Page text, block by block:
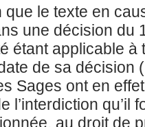
que le texte en
une décision du
étant applicable
de sa décision
Sages ont en
l’interdiction qu’il
au droit de